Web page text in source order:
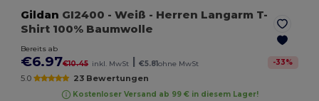
Gildan GI2400 - Weiß - Herren Langarm T-
Shirt 100% Baumwolle
Bereits ab
€6.97€10.45 inkl. MwSt | €5.81ohne MwSt -33%
5.0 23 Bewertungen
Kostenloser Versand ab 99 € in diesem Lager!